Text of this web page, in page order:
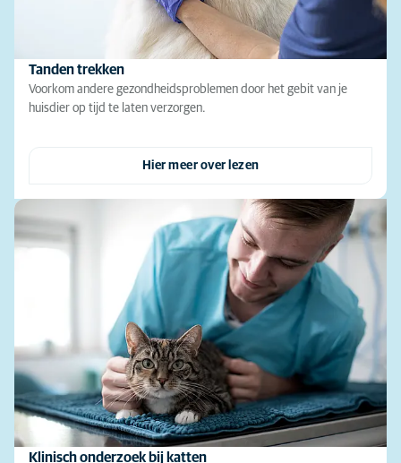
Tanden trekken
Voorkom andere gezondheidsproblemen door het gebit van je
huisdier op tijd te laten verzorgen.
Hier meer over lezen
Klinisch onderzoek bij katten